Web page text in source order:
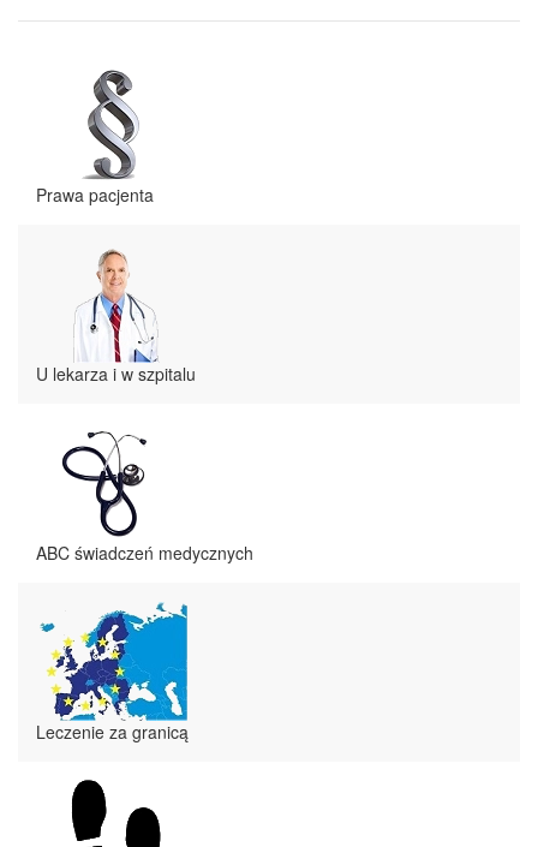
Prawa pacjenta
U lekarza i w szpitalu
ABC świadczeń medycznych
Leczenie za granicą